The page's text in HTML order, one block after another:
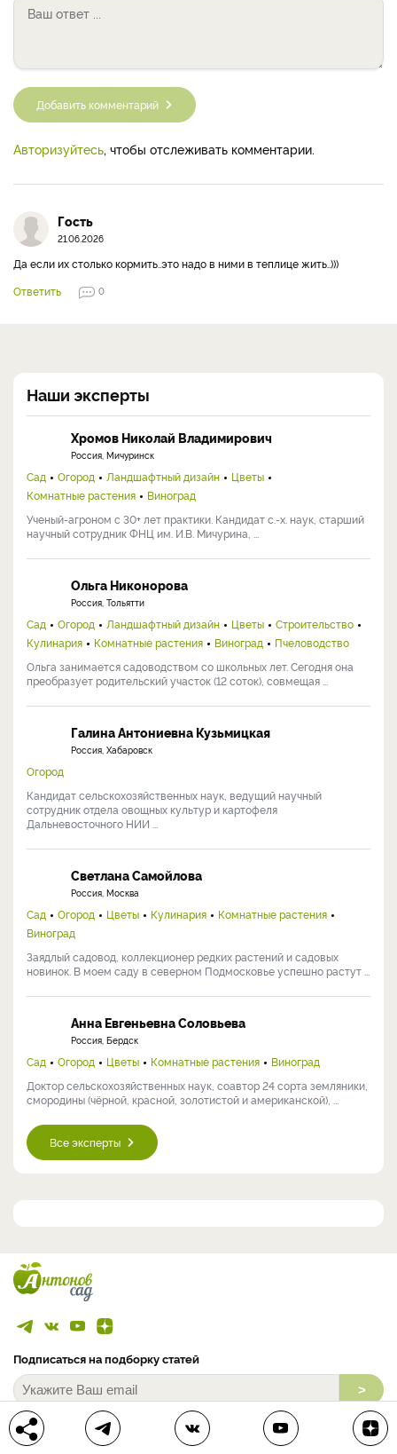
Добавить комментарий
Авторизуйтесь , чтобы отслеживать комментарии.
Гость
21.06.2026
Да если их столько кормить..это надо в ними в теплице жить..)))
Ответить
0
Наши эксперты
Хромов Николай Владимирович
Россия, Мичуринск
Сад Огород Ландшафтный дизайн
Цветы
Комнатные растения
Виноград
Ученый-агроном с 30+ лет практики. Кандидат с.-х. наук, старший
научный сотрудник ФНЦ им. И.В. Мичурина, ...
Ольга Никонорова
Россия, Тольятти
Сад Огород Ландшафтный дизайн Цветы
Строительство
Кулинария
Комнатные растения Виноград
Пчеловодство
Ольга занимается садоводством со школьных лет. Сегодня она
преобразует родительский участок (12 соток), совмещая ...
Галина Антониевна Кузьмицкая
Россия, Хабаровск
Огород
Кандидат сельскохозяйственных наук, ведущий научный
сотрудник отдела овощных культур и картофеля
Дальневосточного НИИ ...
Светлана Самойлова
Россия, Москва
Сад Огород Цветы Кулинария
Комнатные растения
Виноград
Заядлый садовод, коллекционер редких растений и садовых
новинок. В моем саду в северном Подмосковье успешно растут ...
Анна Евгеньевна Соловьева
Россия, Бердск
Сад Огород Цветы Комнатные растения
Виноград
Доктор сельскохозяйственных наук, соавтор 24 сорта земляники,
смородины (чёрной, красной, золотистой и американской), ...
Все эксперты
Подписаться на подборку статей
>
Подписываясь на рассылку, я соглашаюсь на обработку моих
персональных данных.